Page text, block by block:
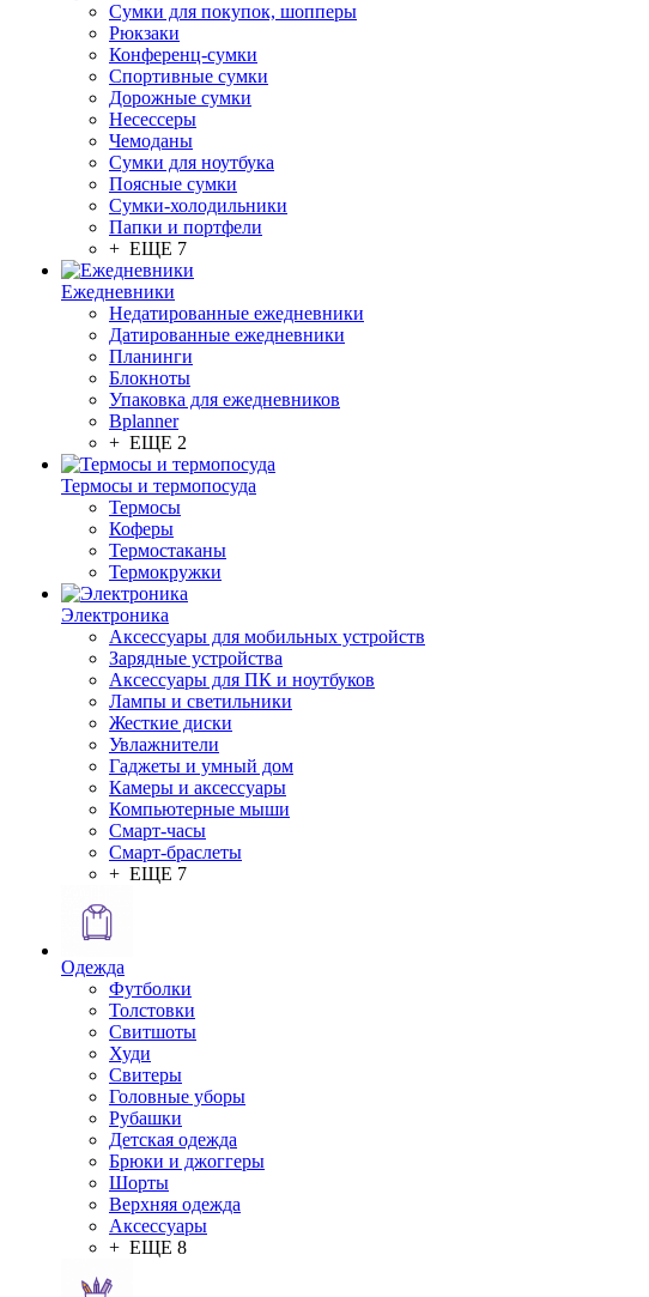
Сумки для покупок, шопперы
Рюкзаки
Конференц-сумки
Спортивные сумки
Дорожные сумки
Несессеры
Чемоданы
Сумки для ноутбука
Поясные сумки
Сумки-холодильники
Папки и портфели
+ ЕЩЕ 7
Ежедневники
Недатированные ежедневники
Датированные ежедневники
Планинги
Блокноты
Упаковка для ежедневников
Bplanner
+ ЕЩЕ 2
Термосы и термопосуда
Термосы
Коферы
Термостаканы
Термокружки
Электроника
Аксессуары для мобильных устройств
Зарядные устройства
Аксессуары для ПК и ноутбуков
Лампы и светильники
Жесткие диски
Увлажнители
Гаджеты и умный дом
Камеры и аксессуары
Компьютерные мыши
Смарт-часы
Смарт-браслеты
+ ЕЩЕ 7
Одежда
Футболки
Толстовки
Свитшоты
Худи
Свитеры
Головные уборы
Рубашки
Детская одежда
Брюки и джоггеры
Шорты
Верхняя одежда
Аксессуары
+ ЕЩЕ 8